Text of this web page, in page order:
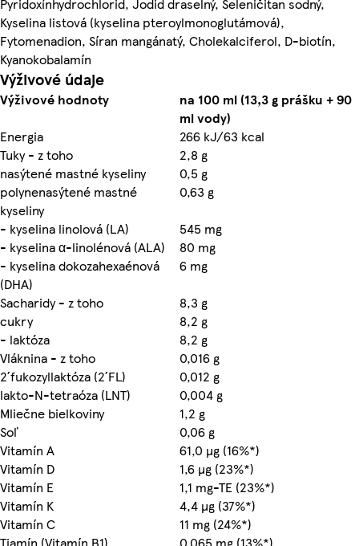
Kyselina listová (kyselina pteroylmonoglutámová),
Fytomenadion, Síran mangánatý, Cholekalciferol, D-biotín,
Kyanokobalamín
Výživové údaje
Výživové hodnoty
na 100 ml (13,3 g prášku + 90
ml vody)
Energia
266 kJ/63 kcal
Tuky - z toho
2,8 g
nasýtené mastné kyseliny
0,5 g
polynenasýtené mastné
kyseliny
0,63 g
- kyselina linolová (LA)
545 mg
- kyselina α-linolénová (ALA)
80 mg
- kyselina dokozahexaénová
(DHA)
6 mg
Sacharidy - z toho
8,3 g
cukry
8,2 g
- laktóza
8,2 g
Vláknina - z toho
0,016 g
2´fukozyllaktóza (2´FL)
0,012 g
lakto-N-tetraóza (LNT)
0,004 g
Mliečne bielkoviny
1,2 g
Soľ
0,06 g
Vitamín A
61,0 µg (16%*)
Vitamín D
1,6 µg (23%*)
Vitamín E
1,1 mg-TE (23%*)
Vitamín K
4,4 µg (37%*)
Vitamín C
11 mg (24%*)
Tiamín (Vitamín B1)
0,065 mg (13%*)